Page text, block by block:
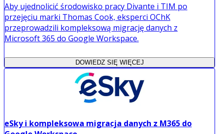
Aby ujednolicić środowisko pracy Divante i TIM po
przejęciu marki Thomas Cook, eksperci OChK
przeprowadzili kompleksową migrację danych z
Microsoft 365 do Google Workspace.
DOWIEDZ SIĘ WIĘCEJ
eSky i kompleksowa migracja danych z M365 do